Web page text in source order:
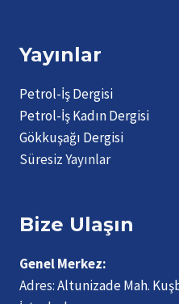
Yayınlar
Petrol-İş Dergisi
Petrol-İş Kadın Dergisi
Gökkuşağı Dergisi
Süresiz Yayınlar
Bize Ulaşın
Genel Merkez:
Adres:Altunizade Mah.